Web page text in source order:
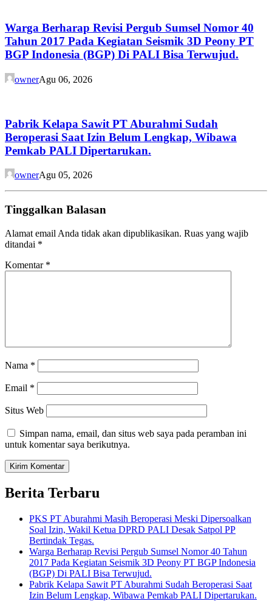
Warga Berharap Revisi Pergub Sumsel Nomor 40
Tahun 2017 Pada Kegiatan Seismik 3D Peony PT
BGP Indonesia (BGP) Di PALI Bisa Terwujud.
ownerAgu 06, 2026
Pabrik Kelapa Sawit PT Aburahmi Sudah
Beroperasi Saat Izin Belum Lengkap, Wibawa
Pemkab PALI Dipertarukan.
ownerAgu 05, 2026
Tinggalkan Balasan
Alamat email Anda tidak akan dipublikasikan. Ruas yang wajib
ditandai *
Komentar *
Nama *
Email *
Situs Web
Simpan nama, email, dan situs web saya pada peramban ini
untuk komentar saya berikutnya.
Berita Terbaru
PKS PT Aburahmi Masih Beroperasi Meski Dipersoalkan
Soal Izin, Wakil Ketua DPRD PALI Desak Satpol PP
Bertindak Tegas.
Warga Berharap Revisi Pergub Sumsel Nomor 40 Tahun
2017 Pada Kegiatan Seismik 3D Peony PT BGP Indonesia
(BGP) Di PALI Bisa Terwujud.
Pabrik Kelapa Sawit PT Aburahmi Sudah Beroperasi Saat
Izin Belum Lengkap, Wibawa Pemkab PALI Dipertarukan.